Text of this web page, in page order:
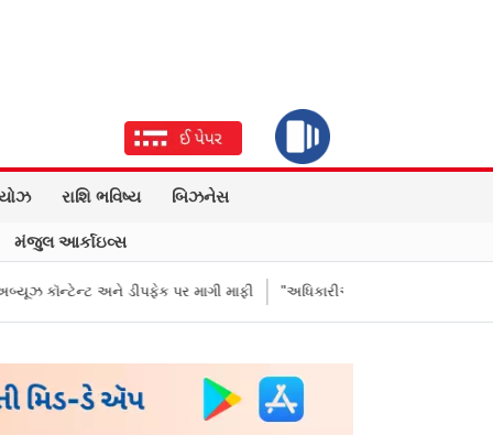
રાશિ ભવિષ્ય બિઝનેસ
મંજુલ આર્કાઇવ્સ
પર માગી માફી "અધિકારીએ મારા ગુપ્તાંગ પર હુમલાનો પ્રયાસ...": વિરોધ